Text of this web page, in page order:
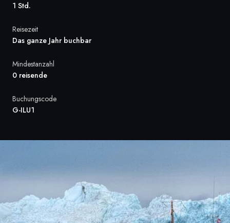
Dänemark
Norwegen
1 Std.
Reisezeit
Das ganze Jahr buchbar
Mindestanzahl
0 reisende
Buchungscode
G-ILU1